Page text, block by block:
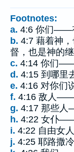
Footnotes:
a. 4:6 你们——
b. 4:7 藉着神
督，也是神的继
c. 4:14 你们——
d. 4:15 到哪里
e. 4:16 对你们
f. 4:16 敌人——
g. 4:17 那些人
h. 4:22 女仆——
i. 4:22 自由女
j. 4:25 耶路撒